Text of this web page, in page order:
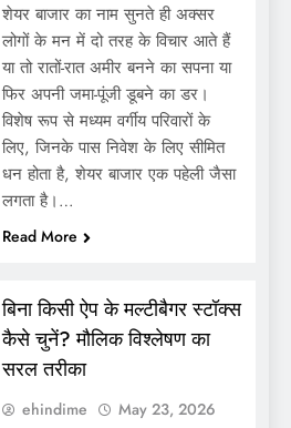
शेयर बाजार का नाम सुनते ही अक्सर
लोगों के मन में दो तरह के विचार आते हैं
या तो रातों-रात अमीर बनने का सपना या
फिर अपनी जमा-पूंजी डूबने का डर।
विशेष रूप से मध्यम वर्गीय परिवारों के
लिए, जिनके पास निवेश के लिए सीमित
धन होता है, शेयर बाजार एक पहेली जैसा
लगता है।…
Read More
बिना किसी ऐप के मल्टीबैगर स्टॉक्स
कैसे चुनें? मौलिक विश्लेषण का
सरल तरीका
ehindime
May 23, 2026